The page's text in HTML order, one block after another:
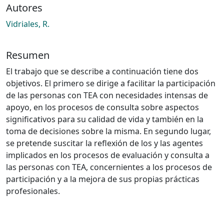
Autores
Vidriales, R.
Resumen
El trabajo que se describe a continuación tiene dos
objetivos. El primero se dirige a facilitar la participación
de las personas con TEA con necesidades intensas de
apoyo, en los procesos de consulta sobre aspectos
significativos para su calidad de vida y también en la
toma de decisiones sobre la misma. En segundo lugar,
se pretende suscitar la reflexión de los y las agentes
implicados en los procesos de evaluación y consulta a
las personas con TEA, concernientes a los procesos de
participación y a la mejora de sus propias prácticas
profesionales.